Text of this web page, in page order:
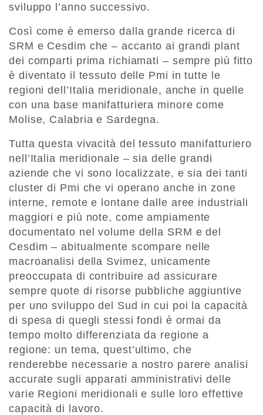
sviluppo l’anno successivo.
Così come è emerso dalla grande ricerca di
SRM e Cesdim che – accanto ai grandi plant
dei comparti prima richiamati – sempre più fitto
è diventato il tessuto delle Pmi in tutte le
regioni dell’Italia meridionale, anche in quelle
con una base manifatturiera minore come
Molise, Calabria e Sardegna.
Tutta questa vivacità del tessuto manifatturiero
nell’Italia meridionale – sia delle grandi
aziende che vi sono localizzate, e sia dei tanti
cluster di Pmi che vi operano anche in zone
interne, remote e lontane dalle aree industriali
maggiori e più note, come ampiamente
documentato nel volume della SRM e del
Cesdim – abitualmente scompare nelle
macroanalisi della Svimez, unicamente
preoccupata di contribuire ad assicurare
sempre quote di risorse pubbliche aggiuntive
per uno sviluppo del Sud in cui poi la capacità
di spesa di quegli stessi fondi è ormai da
tempo molto differenziata da regione a
regione: un tema, quest’ultimo, che
renderebbe necessarie a nostro parere analisi
accurate sugli apparati amministrativi delle
varie Regioni meridionali e sulle loro effettive
capacità di lavoro.